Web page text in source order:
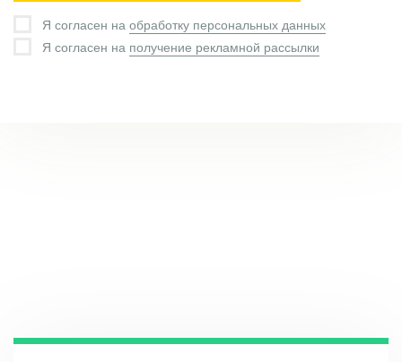
Я согласен на обработку персональных данных
Я согласен на получение рекламной рассылки